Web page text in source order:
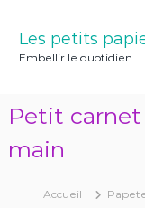
Les petits
Embellir le quotidien
Petit carnet
main
Accueil